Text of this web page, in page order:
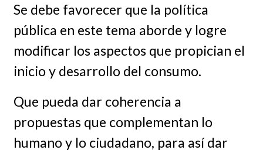
Se debe favorecer que la política
pública en este tema aborde y logre
modificar los aspectos que propician el
inicio y desarrollo del consumo.
Que pueda dar coherencia a
propuestas que complementan lo
humano y lo ciudadano, para así dar